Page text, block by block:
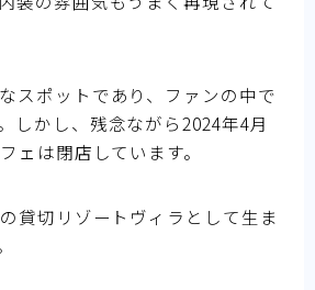
スポットであり、ファンの中で
しかし、残念ながら2024年4月
ェは閉店しています。
貸切リゾートヴィラとして生ま